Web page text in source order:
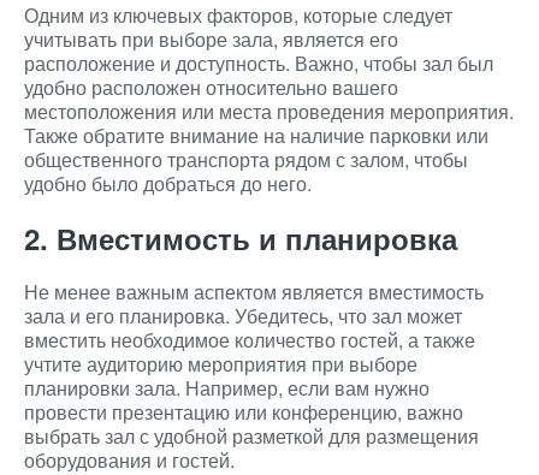
Одним из ключевых факторов, которые следует
учитывать при выборе зала, является его
расположение и доступность. Важно, чтобы зал был
удобно расположен относительно вашего
местоположения или места проведения мероприятия.
Также обратите внимание на наличие парковки или
общественного транспорта рядом с залом, чтобы
удобно было добраться до него.
2. Вместимость и планировка
Не менее важным аспектом является вместимость
зала и его планировка. Убедитесь, что зал может
вместить необходимое количество гостей, а также
учтите аудиторию мероприятия при выборе
планировки зала. Например, если вам нужно
провести презентацию или конференцию, важно
выбрать зал с удобной разметкой для размещения
оборудования и гостей.